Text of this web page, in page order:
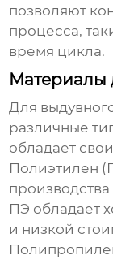
позволяют
процесса,
время цикла.
Материалы
Для
различные
обладает
Полиэтилен
ПЭ обладает
и низкой